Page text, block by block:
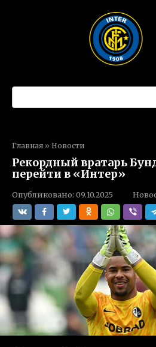
Поиск:
Главная » Новости
Рекордный вратарь
перейти в «Интер»
Опубликовано: 09.10.2025